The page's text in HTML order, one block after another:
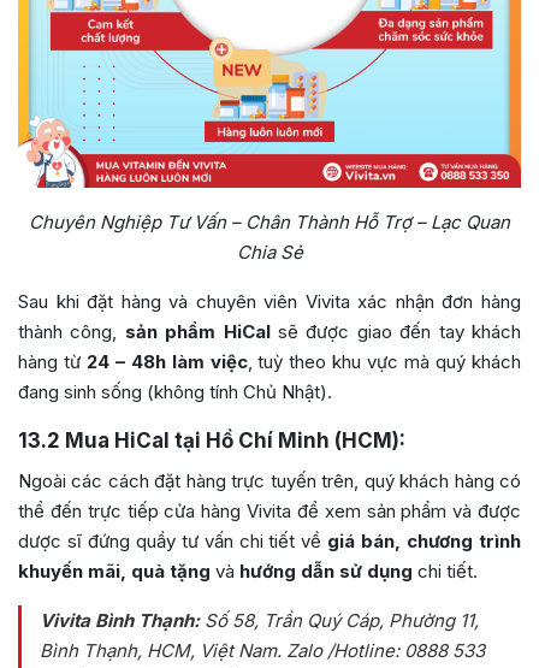
Chuyên Nghiệp Tư Vấn – Chân Thành Hỗ Trợ – Lạc Quan
Chia Sẻ
Sau khi đặt hàng và chuyên viên Vivita xác nhận đơn hàng
thành công, sản phẩm HiCalsẽ được giao đến tay khách
hàng từ 24 – 48h làm việc, tuỳ theo khu vực mà quý khách
đang sinh sống (không tính Chủ Nhật).
13.2 Mua HiCal tại Hồ Chí Minh (HCM):
Ngoài các cách đặt hàng trực tuyến trên, quý khách hàng có
thể đến trực tiếp cửa hàng Vivita để xem sản phẩm và được
dược sĩ đứng quầy tư vấn chi tiết về giá bán, chương trình
khuyến mãi, quà tặng và hướng dẫn sử dụng chi tiết.
Vivita Bình Thạnh:Số 58, Trần Quý Cáp, Phường 11,
Bình Thạnh, HCM, Việt Nam. Zalo /Hotline: 0888 533